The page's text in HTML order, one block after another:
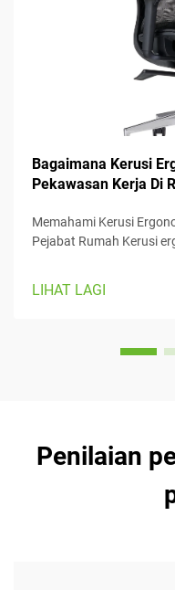
Bagaimana Kerusi
Pekawasan Kerja Di
Memahami Kerusi
Pejabat Rumah Kerusi
jenis badan dan
LIHAT LAGI
Penilaian